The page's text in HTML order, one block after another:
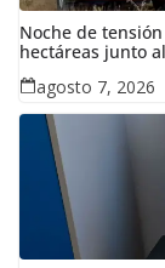
Noche de
hectáreas junto
agosto 7, 2026